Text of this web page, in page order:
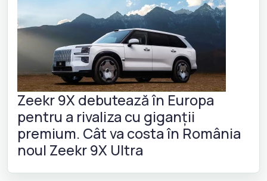
Zeekr 9X debutează în Europa
pentru a rivaliza cu giganții
premium. Cât va costa în România
noul Zeekr 9X Ultra